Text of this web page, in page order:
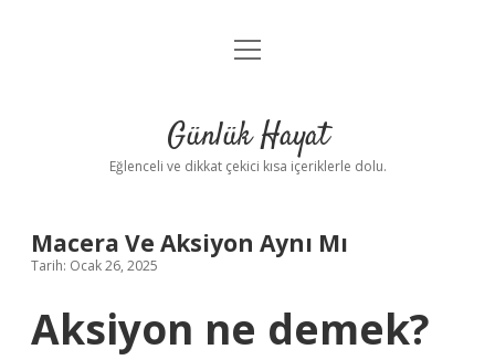
Anasayfa
Yasal Uyarı
menüyü
Günlük Hayat
Eğlenceli ve dikkat çekici kısa içeriklerle dolu.
Macera Ve Aksiyon Aynı Mı
Tarih: Ocak 26, 2025
Aksiyon ne demek?